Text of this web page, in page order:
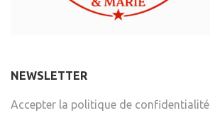
NEWSLETTER
Accepter la politique de confidentialité